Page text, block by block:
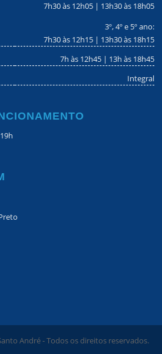
7h30 às 12h05 | 13h30 às 18h05
3º, 4º e 5º ano:
7h30 às 12h15 | 13h30 às 18h15
7h às 12h45 | 13h às 18h45
Integral
André - Todos os direitos reservados.